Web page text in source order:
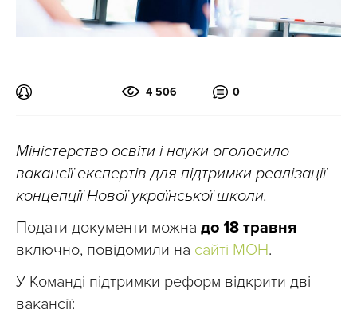
4 506 0
Міністерство освіти і науки оголосило
вакансії експертів для підтримки реалізації
концепції Нової української школи.
Подати документи можна до 18 травня
включно, повідомили на сайті МОН.
У Команді підтримки реформ відкрити дві
вакансії: